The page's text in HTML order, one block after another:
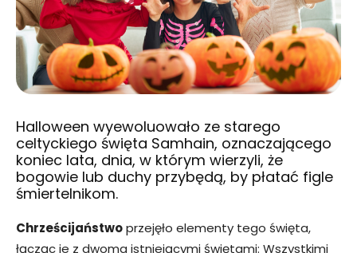
Halloween wyewoluowało ze starego
celtyckiego święta Samhain, oznaczającego
koniec lata, dnia, w którym wierzyli, że
bogowie lub duchy przybędą, by płatać figle
śmiertelnikom.
Chrześcijaństwoprzejęło elementy tego święta,
łącząc je z dwoma istniejącymi świętami: Wszystkimi